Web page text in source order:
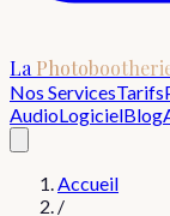
La
Nos ServicesTarifs
AudioLogicielBlog
Accueil
/